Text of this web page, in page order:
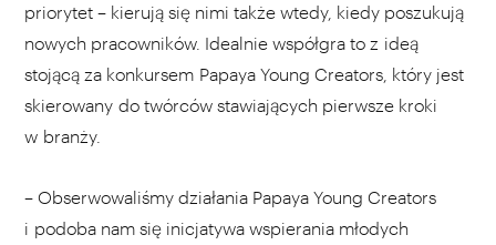
priorytet – kierują się nimi także wtedy, kiedy poszukują
nowych pracowników. Idealnie współgra to z ideą
stojącą za konkursem Papaya Young Creators, który jest
skierowany do twórców stawiających pierwsze kroki
w branży.
– Obserwowaliśmy działania Papaya Young Creators
i podoba nam się inicjatywa wspierania młodych